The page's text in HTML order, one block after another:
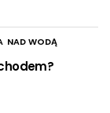
NAD WODĄ